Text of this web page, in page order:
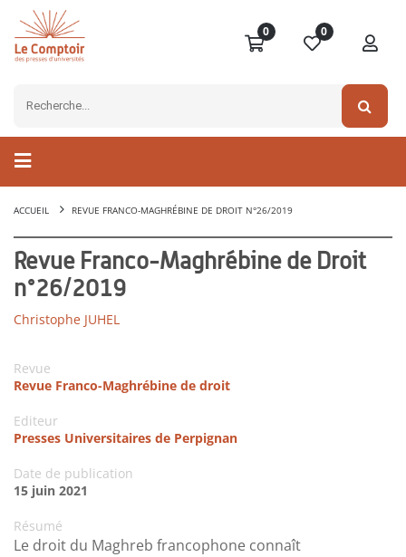
0 0
ACCUEIL REVUE FRANCO-MAGHRÉBINE DE DROIT N°26/2019
Revue Franco-Maghrébine de Droit
n°26/2019
Christophe JUHEL
Revue
Revue Franco-Maghrébine de droit
Editeur
Presses Universitaires de Perpignan
Date de publication
15 juin 2021
Résumé
Le droit du Maghreb francophone connaît